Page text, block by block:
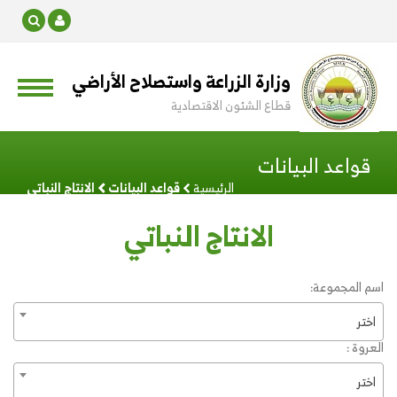
وزارة الزراعة واستصلاح الأراضي
قطاع الشئون الاقتصادية
قواعد البيانات
الرئيسية قواعد البيانات الانتاج النباتي
الانتاج النباتي
اسم المجموعة:
اختر
العروة :
اختر